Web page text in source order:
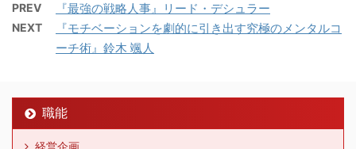
PREV 『最強の戦略人事』リード・デシュラー
NEXT
『モチベーションを劇的に引き出す究極のメンタルコ
ーチ術』鈴木 颯人
職能
経営企画